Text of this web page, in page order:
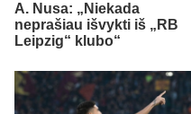
A. Nusa: „Niekada
neprašiau išvykti iš „RB
Leipzig“ klubo“